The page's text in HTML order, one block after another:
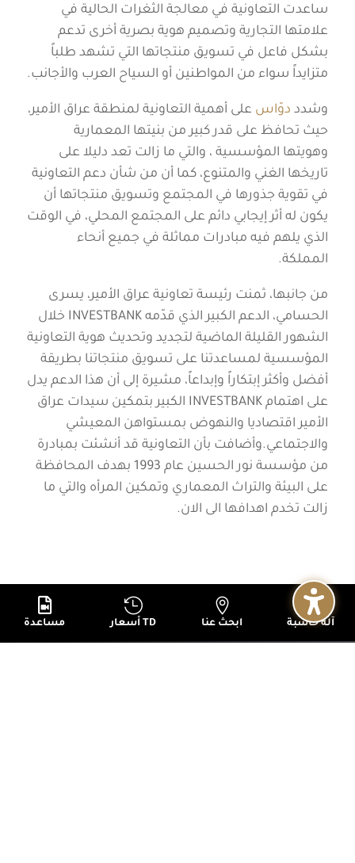
ساعدت التعاونية في معالجة الثغرات الحالية في
علامتها التجارية وتصميم هوية بصرية أخرى تدعم
بشكل فاعل في تسويق منتجاتها التي تشهد طلباً
متزايداً سواء من المواطنين أو السياح العرب والأجانب.
وشدد دوّاس على أهمية التعاونية لمنطقة عراق الأمير،
حيث تحافظ على قدر كبير من بنيتها المعمارية
وهويتها المؤسسية ، والتي ما زالت تعد دليلا على
تاريخها الغني والمتنوع، كما أن من شأن دعم التعاونية
في تقوية جذورها في المجتمع وتسويق منتجاتها أن
يكون له أثر إيجابي دائم على المجتمع المحلي، في الوقت
الذي يلهم فيه مبادرات مماثلة في جميع أنحاء
المملكة.
من جانبها، ثمنت رئيسة تعاونية عراق الأمير، يسرى
الحسامي، الدعم الكبير الذي قدّمه INVESTBANK خلال
الشهور القليلة الماضية لتجديد وتحديث هوية التعاونية
المؤسسية لمساعدتنا على تسويق منتجاتنا بطريقة
أفضل وأكثر إبتكاراً وإبداعاً، مشيرة إلى أن هذا الدعم يدل
على اهتمام INVESTBANK الكبير بتمكين سيدات عراق
الأمير اقتصاديا والنهوض بمستواهن المعيشي
والاجتماعي.وأضافت بأن التعاونية قد أنشئت بمبادرة
من مؤسسة نور الحسين عام 1993 بهدف المحافظة
على البيئة والتراث المعماري وتمكين المرأه والتي ما
زالت تخدم اهدافها الى الان.

مساعدة

أسعار TD

ابحث عنا

آلة حاسبة